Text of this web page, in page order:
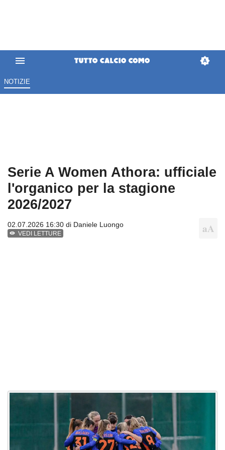
NOTIZIE
Serie A Women Athora: ufficiale
l'organico per la stagione
2026/2027
02.07.2026 16:30 di Daniele Luongo
VEDI LETTURE